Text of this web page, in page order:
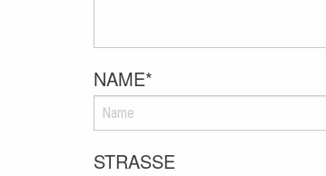
NAME*
STRASSE